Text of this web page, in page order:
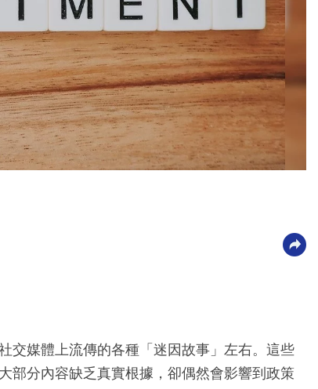
交媒體上流傳的各種「迷因故事」左右。這些
部分內容缺乏真實根據，卻偶然會影響到政策